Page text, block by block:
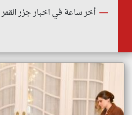
أخر ساعة في اخبار جزر القمر